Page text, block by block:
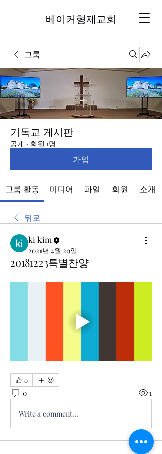
베이커형제교회
그룹
기독교 게시판
공개 · 회원 1명
가입
그룹 활동 미디어 파일 회원 소개
뒤로
ki kim
2021년 4월 20일
20181223특별찬양
0
0 1
Write a comment...